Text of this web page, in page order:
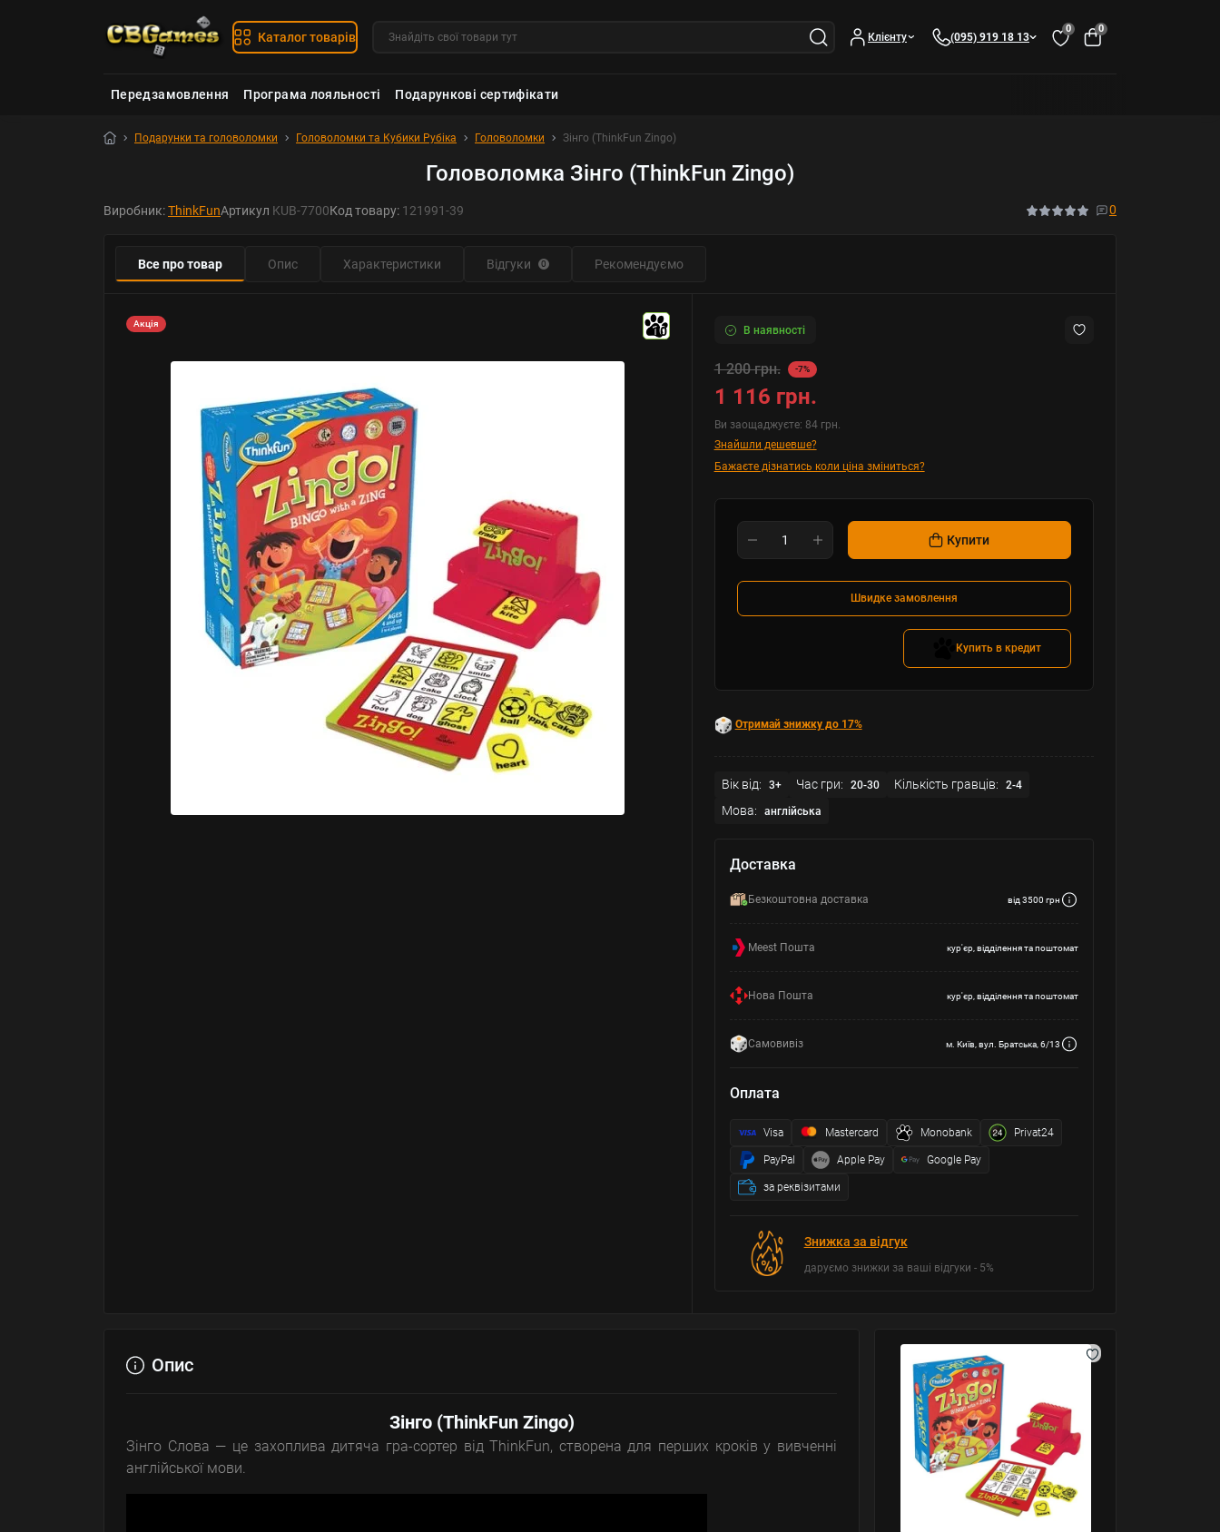
Каталог товарів Клієнту (095) 919 18 13
0 0
Передзамовлення Програма лояльності Подарункові сертифікати
Подарунки та головоломки Головоломки та Кубики Рубіка Головоломки Зінго (ThinkFun Zingo)
Головоломка Зінго (ThinkFun Zingo)
Виробник:ThinkFunАртикул KUB-7700Код товару: 121991-39 0
Все про товар Опис Характеристики Відгуки 0 Рекомендуємо
Акція
10 В наявності
1 200 грн. -7%
1 116 грн.
Ви заощаджуєте: 84 грн.
Знайшли дешевше?
Бажаєте дізнатись коли ціна зміниться?
Купити
Швидке замовлення
Купить в кредит
Отримай знижку до 17%
Вік від: 3+ Час гри: 20-30 Кількість гравців: 2-4
Мова: англійська
Доставка
Безкоштовна доставка від 3500 грн
Meest Пошта кур'єр, відділення та поштомат
Нова Пошта кур'єр, відділення та поштомат
Самовивіз м. Київ, вул. Братська, 6/13
Оплата
Visa Mastercard Monobank Privat24
PayPal Apple Pay Google Pay
за реквізитами
Знижка за відгук
даруємо знижки за ваші відгуки - 5%
Опис
Зінго (ThinkFun Zingo)
Зінго Слова — це захоплива дитяча гра-сортер від ThinkFun, створена для перших кроків у вивченні
англійської мови.